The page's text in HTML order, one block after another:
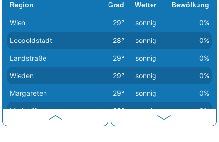
Region Grad Wetter Bewölkung
Wien 29° sonnig 0%
Leopoldstadt 28° sonnig 0%
Landstraße 29° sonnig 0%
Wieden 29° sonnig 0%
Margareten 29° sonnig 0%
Mariahilf 28° sonnig 0%
Neubau 28° sonnig 0%